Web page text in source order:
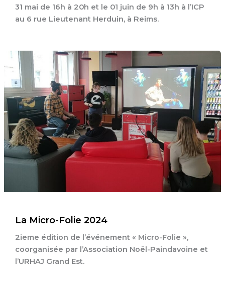
31 mai de 16h à 20h et le 01 juin de 9h à 13h à l’ICP
au 6 rue Lieutenant Herduin, à Reims.
La Micro-Folie 2024
2ieme édition de l’événement « Micro-Folie »,
coorganisée par l’Association Noël-Paindavoine et
l’URHAJ Grand Est.